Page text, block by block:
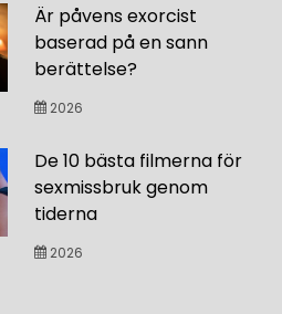
Är påvens exorcist
baserad på en sann
berättelse?
2026
De 10 bästa filmerna för
sexmissbruk genom
tiderna
2026